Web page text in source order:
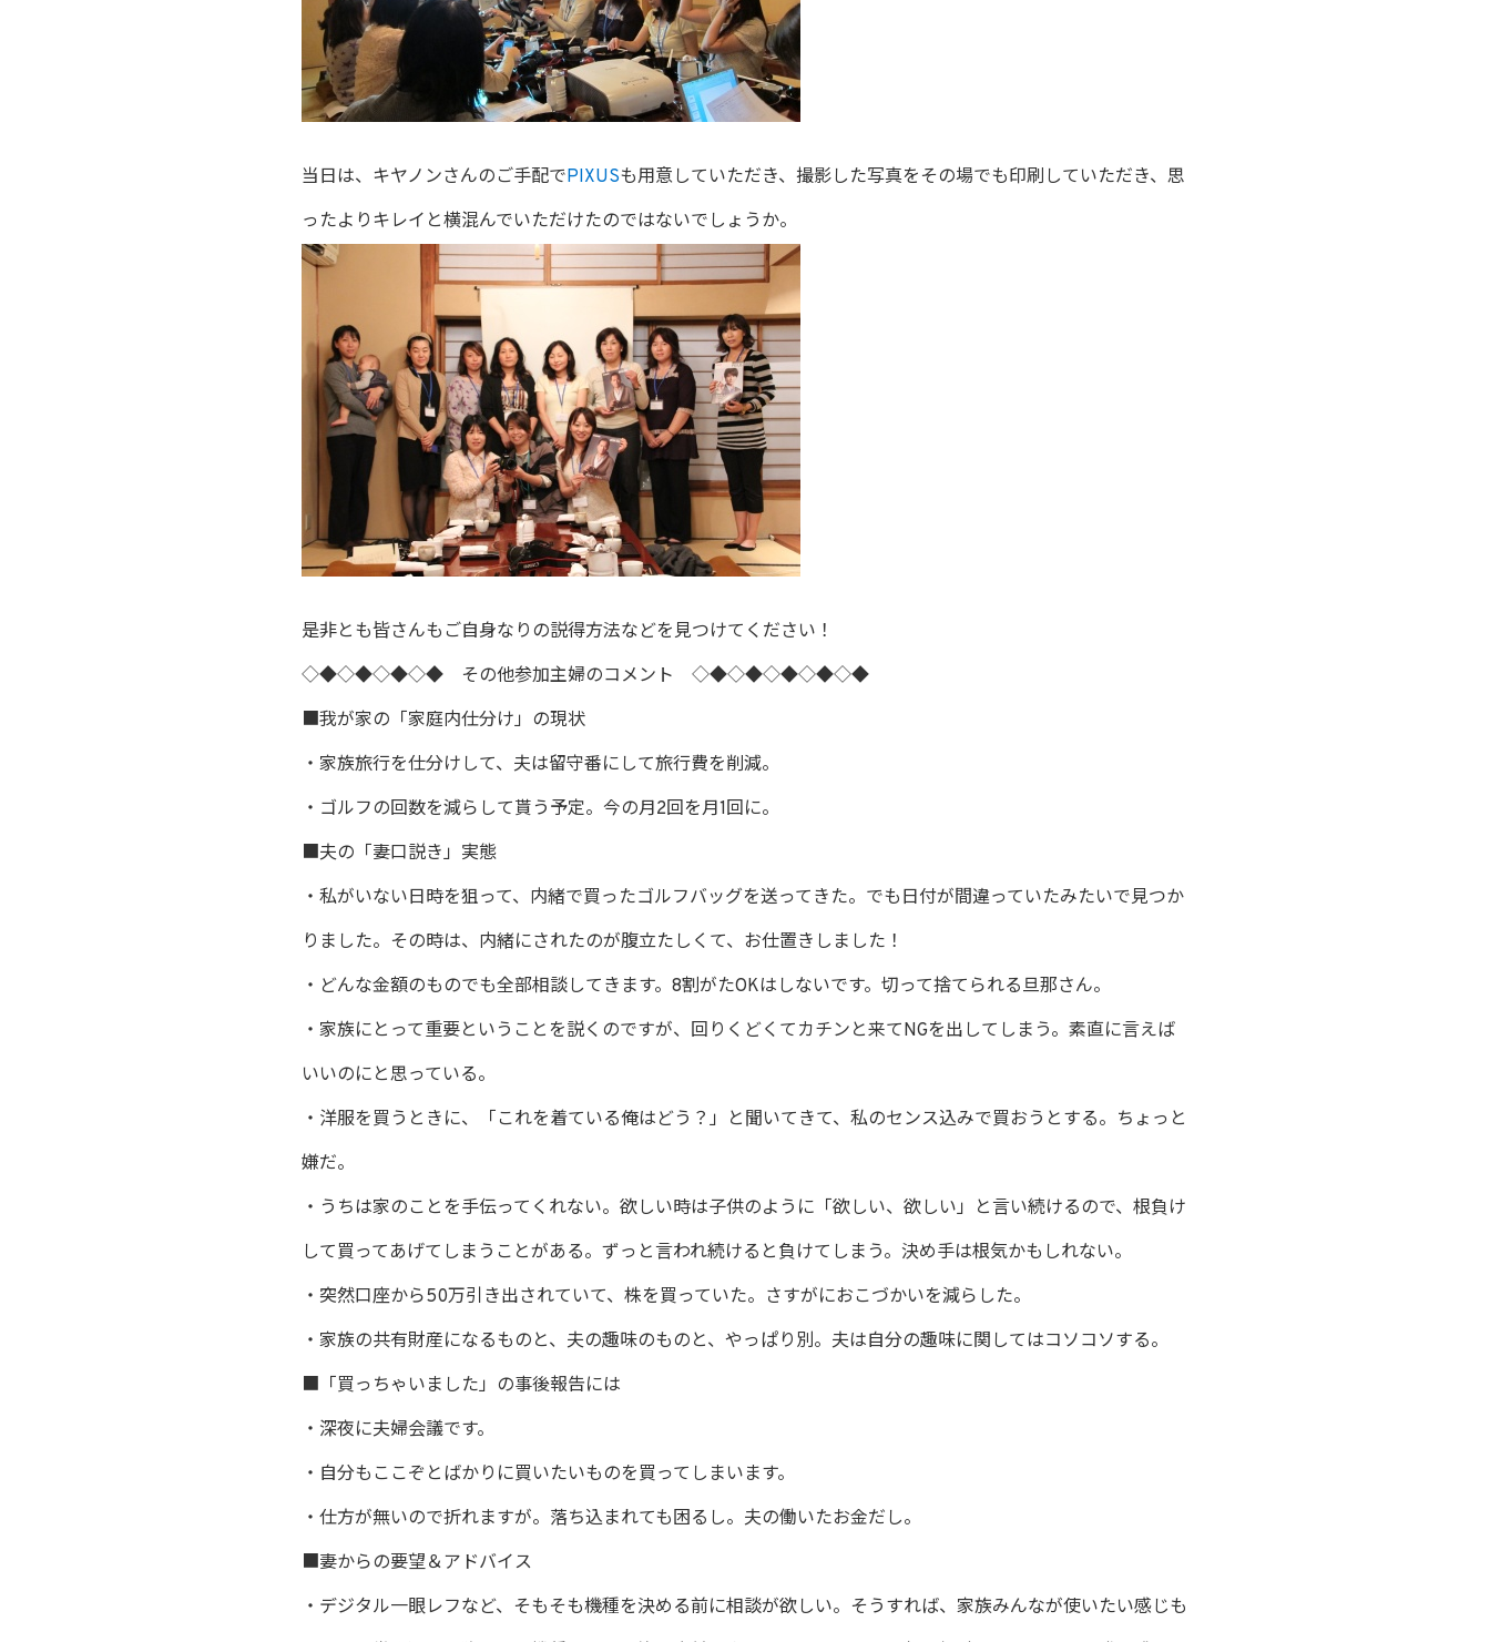
当日は、キヤノンさんのご手配でPIXUSも用意していただき、撮影した写真をその場でも印刷していただき、思
ったよりキレイと横混んでいただけたのではないでしょうか。
是非とも皆さんもご自身なりの説得方法などを見つけてください！
◇◆◇◆◇◆◇◆ その他参加主婦のコメント ◇◆◇◆◇◆◇◆◇◆
■我が家の「家庭内仕分け」の現状
・家族旅行を仕分けして、夫は留守番にして旅行費を削減。
・ゴルフの回数を減らして貰う予定。今の月2回を月1回に。
■夫の「妻口説き」実態
・私がいない日時を狙って、内緒で買ったゴルフバッグを送ってきた。でも日付が間違っていたみたいで見つか
りました。その時は、内緒にされたのが腹立たしくて、お仕置きしました！
・どんな金額のものでも全部相談してきます。8割がたOKはしないです。切って捨てられる旦那さん。
・家族にとって重要ということを説くのですが、回りくどくてカチンと来てNGを出してしまう。素直に言えば
いいのにと思っている。
・洋服を買うときに、「これを着ている俺はどう？」と聞いてきて、私のセンス込みで買おうとする。ちょっと
嫌だ。
・うちは家のことを手伝ってくれない。欲しい時は子供のように「欲しい、欲しい」と言い続けるので、根負け
して買ってあげてしまうことがある。ずっと言われ続けると負けてしまう。決め手は根気かもしれない。
・突然口座から50万引き出されていて、株を買っていた。さすがにおこづかいを減らした。
・家族の共有財産になるものと、夫の趣味のものと、やっぱり別。夫は自分の趣味に関してはコソコソする。
■「買っちゃいました」の事後報告には
・深夜に夫婦会議です。
・自分もここぞとばかりに買いたいものを買ってしまいます。
・仕方が無いので折れますが。落ち込まれても困るし。夫の働いたお金だし。
■妻からの要望＆アドバイス
・デジタル一眼レフなど、そもそも機種を決める前に相談が欲しい。そうすれば、家族みんなが使いたい感じも